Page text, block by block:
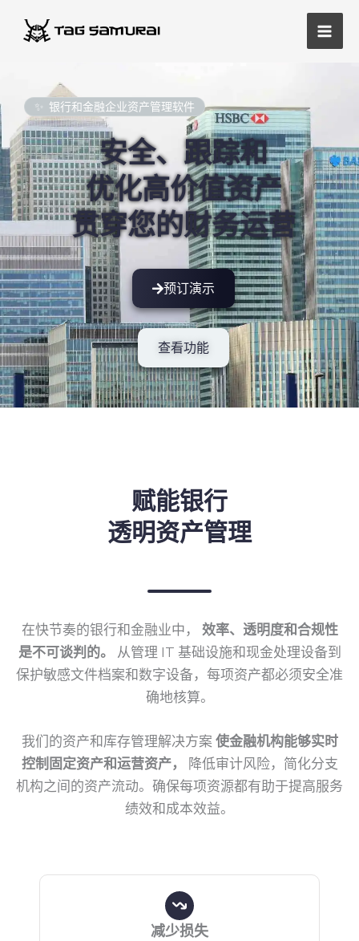
主
菜
银行和金融企业资产管理软件
安全、跟踪和
优化高价值资产
贯穿您的财务运营
预订演示
查看功能
赋能银行
透明资产管理
在快节奏的银行和金融业中， 效率、透明度和合规性
是不可谈判的。
从管理 IT 基础设施和现金处理设备到
保护敏感文件档案和数字设备，每项资产都必须安全准
确地核算。
我们的资产和库存管理解决方案 使金融机构能够实时
控制固定资产和运营资产，
降低审计风险，简化分支
机构之间的资产流动。确保每项资源都有助于提高服务
绩效和成本效益。
减少损失